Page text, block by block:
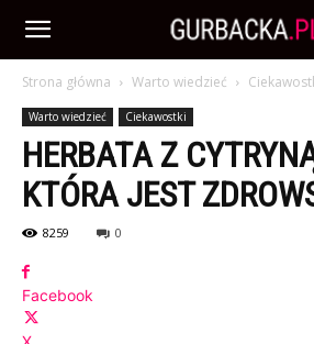
Strona główna Warto wiedzieć
Warto wiedzieć Ciekawostki
HERBATA Z
KTÓRA JEST
8259 0
Facebook